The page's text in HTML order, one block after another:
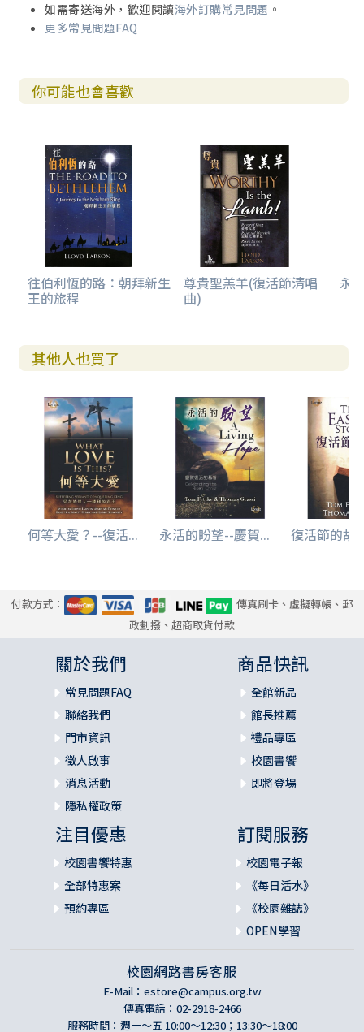
如需寄送海外，歡迎閱讀海外訂購常見問題 。
更多常見問題FAQ
你可能也會喜歡
往伯利恆的路：朝拜新生
王的旅程
尊貴聖羔羊(復活節清唱
曲)
永
其他人也買了
何等大愛？--復活... 永活的盼望--慶賀... 復活節的故
付款方式：
傳真刷卡、虛擬轉帳、郵
政劃撥、超商取貨付款
關於我們
常見問題FAQ
聯絡我們
門市資訊
徵人啟事
消息活動
隱私權政策
商品快訊
全館新品
館長推薦
禮品專區
校園書饗
即將登場
注目優惠
校園書饗特惠
全部特惠案
預約專區
訂閱服務
校園電子報
《每日活水》
《校園雜誌》
OPEN學習
校園網路書房客服
E-Mail： estore@campus.org.tw
傳真電話：02-2918-2466
服務時間：週一～五 10:00～12:30；13:30～18:00